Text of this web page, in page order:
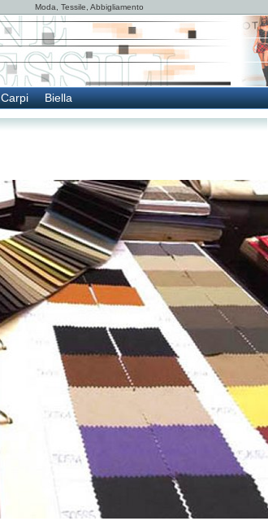
Moda, Tessile, Abbigliamento
Carpi Biella